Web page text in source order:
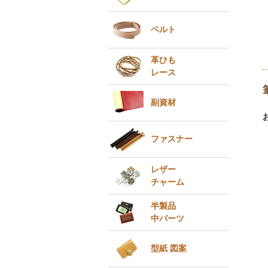
ベルト
革ひも
レース
副資材
ファスナー
レザー
チャーム
半製品
中パーツ
型紙 図案